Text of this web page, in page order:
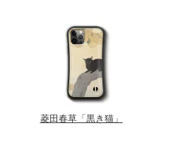
菱田春草「黒き猫」